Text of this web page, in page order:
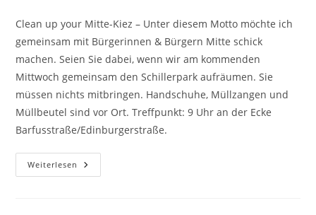
Clean up your Mitte-Kiez – Unter diesem Motto möchte ich
gemeinsam mit Bürgerinnen & Bürgern Mitte schick
machen. Seien Sie dabei, wenn wir am kommenden
Mittwoch gemeinsam den Schillerpark aufräumen. Sie
müssen nichts mitbringen. Handschuhe, Müllzangen und
Müllbeutel sind vor Ort. Treffpunkt: 9 Uhr an der Ecke
Barfusstraße/Edinburgerstraße.
Weiterlesen